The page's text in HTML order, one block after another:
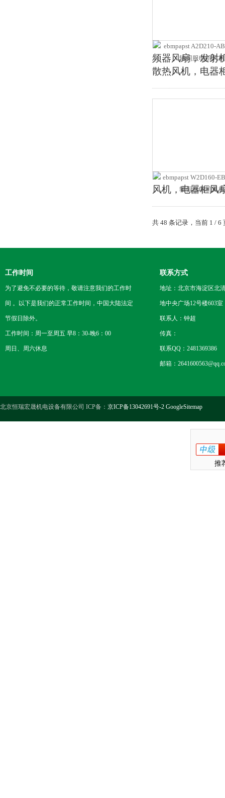
频器风扇，发射
散热风机，电器
风机，电器柜风
共 48 条记录，当前 1 /
工作时间
为了避免不必要的等待，敬请注意我们的工作时
间 。以下是我们的正常工作时间，中国大陆法定
节假日除外。
工作时间：周一至周五 早8：30-晚6：00
周日、周六休息
联系方式
地址：北京市海淀区北
地中央广场12号楼603室
联系人：钟超
传真：
联系QQ：2481369386
邮箱：
北京恒瑞宏晟机电设备有限公司 ICP备： 京ICP备13042691号-2 GoogleSitemap
推